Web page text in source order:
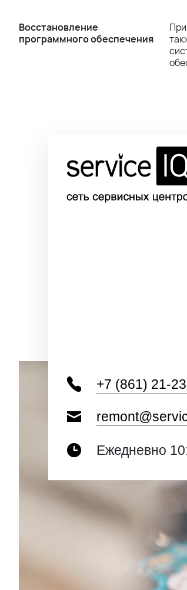
Восстановление
программного обеспечения
+7 (861) 21-
Ежедневно